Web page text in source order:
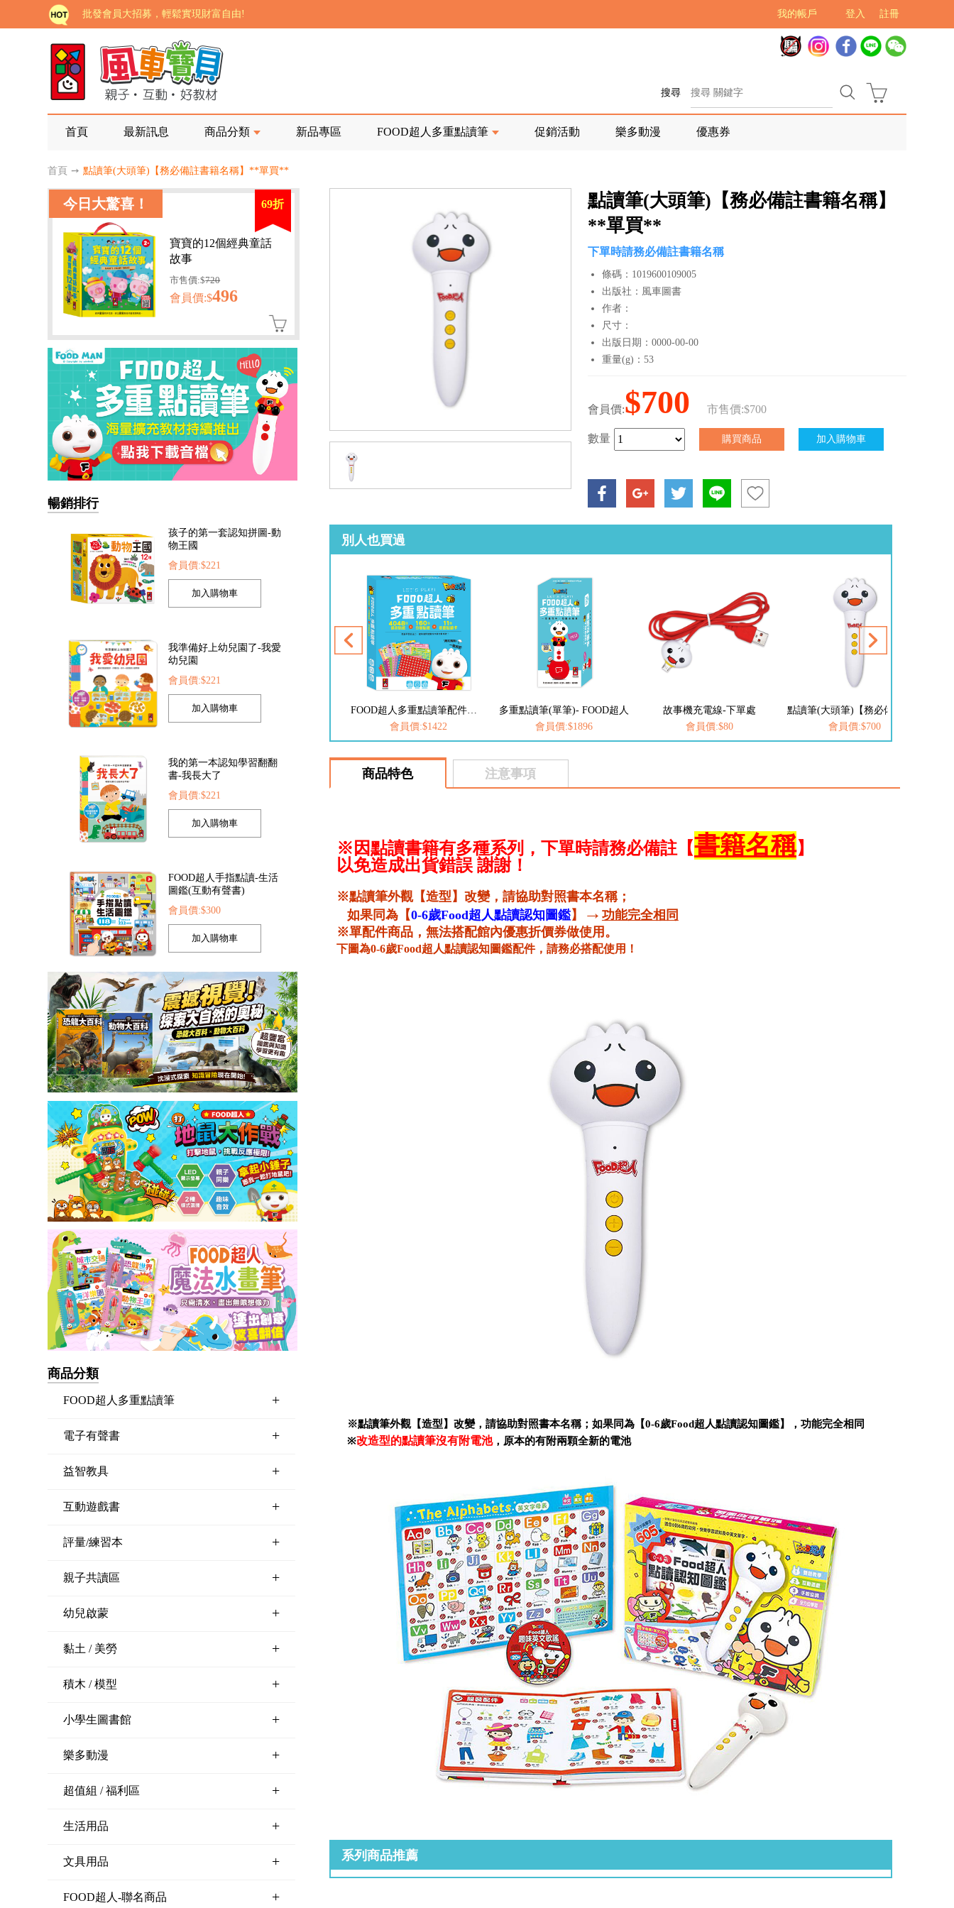
註冊
登入
我的帳戶
批發會員大招募，輕鬆實現財富自由!
如需更改或重開發票 需在訂單成立三天內通知客服 寄回發票需附上回郵郵票
老師您好!!幼教會員火熱招募中~
海外購物免煩惱！點我查看『海外購物流程說明』
家長樂了!「風車書版集團暨FOOD超人企業總部」目前正興建中!
老師您好!!幼教會員火熱招募中~
海外購物免煩惱！點我查看『海外購物流程說明』
搜尋
首頁 最新訊息 商品分類 新品專區 FOOD超人多重點讀筆 促銷活動 樂多動漫 優惠券
首頁 ➙ 點讀筆(大頭筆)【務必備註書籍名稱】**單買**
今日大驚喜！ 69折
寶寶的12個經典童話
故事
市售價:$720
會員價:$496
暢銷排行
孩子的第一套認知拼圖-動
物王國
會員價:$221
我準備好上幼兒園了-我愛
幼兒園
會員價:$221
我的第一本認知學習翻翻
書-我長大了
會員價:$221
FOOD超人手指點讀-生活
圖鑑(互動有聲書)
會員價:$300
商品分類
FOOD超人多重點讀筆 +
電子有聲書 +
益智教具 +
互動遊戲書 +
評量/練習本 +
親子共讀區 +
幼兒啟蒙 +
黏土 / 美勞 +
積木 / 模型 +
小學生圖書館 +
樂多動漫 +
超值組 / 福利區 +
生活用品 +
文具用品 +
FOOD超人-聯名商品 +
點讀筆(大頭筆)【務必備註書籍名稱】
**單買**
下單時請務必備註書籍名稱
條碼：1019600109005
出版社：風車圖書
作者：
尺寸：
出版日期：0000-00-00
重量(g)：53
會員價:$700 市售價:$700
數量
別人也買過
會員價:$700
FOOD超人探索點讀筆
會員價:$1422
多重點讀筆(單筆)- FOOD超人
會員價:$1896
故事機充電線-下單處
會員價:$80
會員價:$700
商品特色 注意事項
※因點讀書籍有多種系列，下單時請務必備註【書籍名稱】
以免造成出貨錯誤 謝謝！
※點讀筆外觀【造型】改變，請協助對照書本名稱；
如果同為【0-6歲Food超人點讀認知圖鑑】 → 功能完全相同
※單配件商品，無法搭配館內優惠折價券做使用。
下圖為0-6歲Food超人點讀認知圖鑑配件，請務必搭配使用！
※點讀筆外觀【造型】改變，請協助對照書本名稱；如果同為【0-6歲Food超人點讀認知圖鑑】，功能完全相同
※改造型的點讀筆沒有附電池，原本的有附兩顆全新的電池
系列商品推薦